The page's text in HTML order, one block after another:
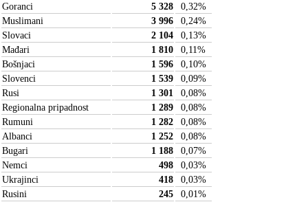
Goranci
5 328 0,32%
Muslimani
3 996 0,24%
Slovaci
2 104 0,13%
Mađari
1 810 0,11 %
Bošnjaci
1 596 0,10%
Slovenci
1 539 0,09%
Rusi
1 301 0,08%
Regionalna pripadnost
1 289 0,08%
Rumuni
1 282 0,08%
Albanci
1 252 0,08%
Bugari
1 188 0,07%
Nemci
498 0,03%
Ukrajinci
418 0,03%
Rusini
245 0,01 %